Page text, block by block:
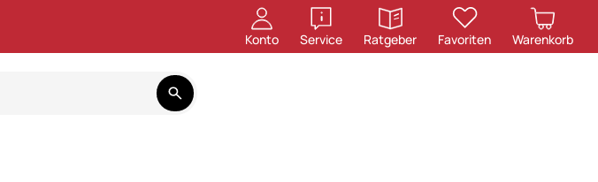
Konto Service
öffnen
Ratgeber
öffnen
Favoriten Warenkorb